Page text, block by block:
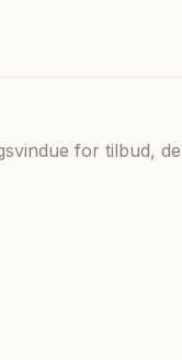
for tilbud,